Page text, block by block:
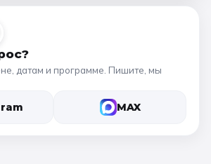
датам и программе. Пишите, мы
MAX